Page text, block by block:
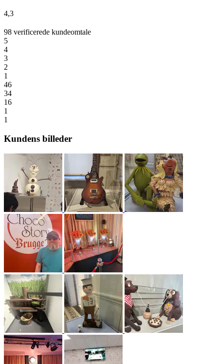
4,3
98 verificerede kundeomtale
5
4
3
2
1
46
34
16
1
1
Kundens billeder